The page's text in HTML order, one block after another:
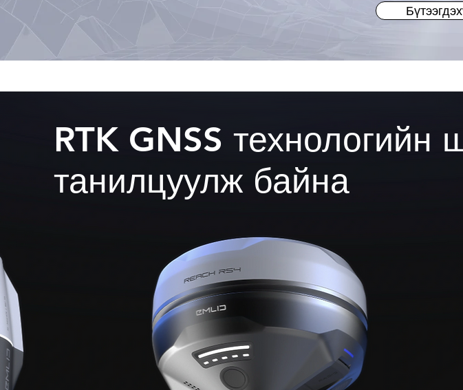
RTK GNSS технологийн
танилцуулж байна